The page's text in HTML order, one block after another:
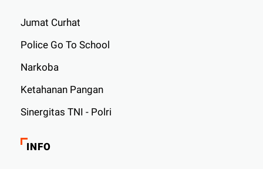
Jumat Curhat
Police Go To School
Narkoba
Ketahanan Pangan
Sinergitas TNI - Polri
INFO